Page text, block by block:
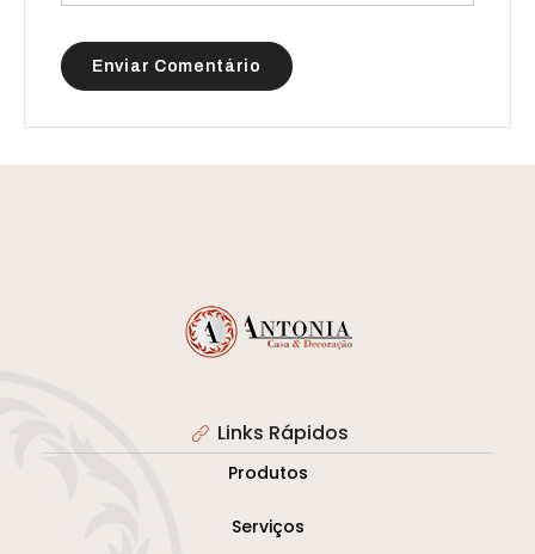
Links Rápidos
Produtos
Serviços